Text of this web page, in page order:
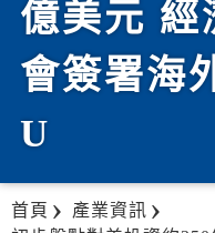
億美元 經
會簽署海
U
首頁
產業資訊